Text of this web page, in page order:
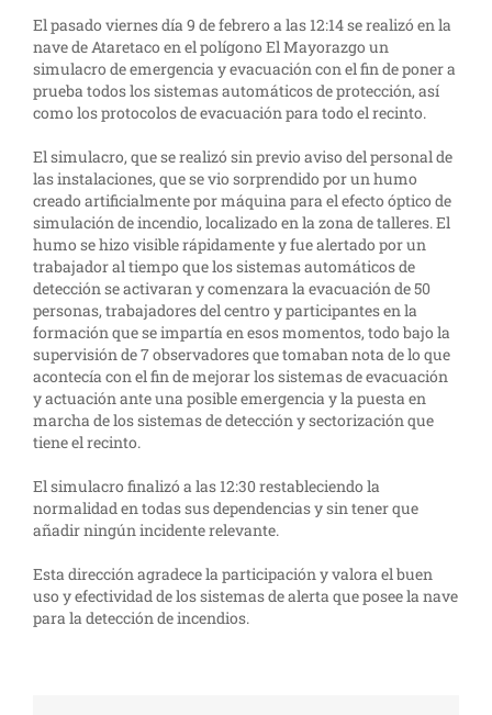
El pasado viernes día 9 de febrero a las 12:14 se realizó en la
nave de Ataretaco en el polígono El Mayorazgo un
simulacro de emergencia y evacuación con el fin de poner a
prueba todos los sistemas automáticos de protección, así
como los protocolos de evacuación para todo el recinto.
El simulacro, que se realizó sin previo aviso del personal de
las instalaciones, que se vio sorprendido por un humo
creado artificialmente por máquina para el efecto óptico de
simulación de incendio, localizado en la zona de talleres. El
humo se hizo visible rápidamente y fue alertado por un
trabajador al tiempo que los sistemas automáticos de
detección se activaran y comenzara la evacuación de 50
personas, trabajadores del centro y participantes en la
formación que se impartía en esos momentos, todo bajo la
supervisión de 7 observadores que tomaban nota de lo que
acontecía con el fin de mejorar los sistemas de evacuación
y actuación ante una posible emergencia y la puesta en
marcha de los sistemas de detección y sectorización que
tiene el recinto.
El simulacro finalizó a las 12:30 restableciendo la
normalidad en todas sus dependencias y sin tener que
añadir ningún incidente relevante.
Esta dirección agradece la participación y valora el buen
uso y efectividad de los sistemas de alerta que posee la nave
para la detección de incendios.